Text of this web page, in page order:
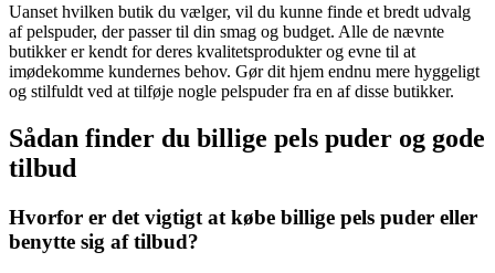
Uanset hvilken butik du vælger, vil du kunne finde et bredt udvalg
af pelspuder, der passer til din smag og budget. Alle de nævnte
butikker er kendt for deres kvalitetsprodukter og evne til at
imødekomme kundernes behov. Gør dit hjem endnu mere hyggeligt
og stilfuldt ved at tilføje nogle pelspuder fra en af disse butikker.
Sådan finder du billige pels puder og gode
tilbud
Hvorfor er det vigtigt at købe billige pels puder eller
benytte sig af tilbud?